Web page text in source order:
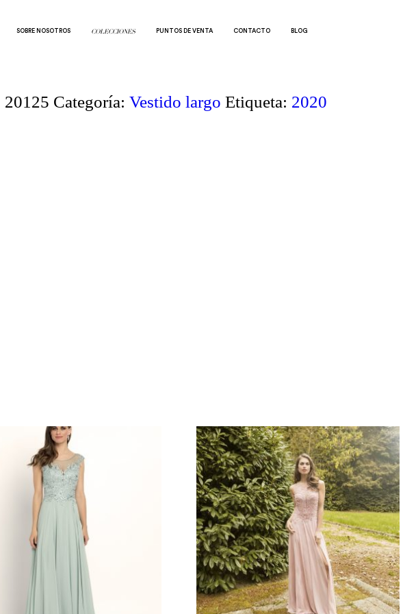
SOBRE NOSOTROS COLECCIONES PUNTOS DE VENTA CONTACTO BLOG
20125 Categoría: Vestido largo Etiqueta: 2020